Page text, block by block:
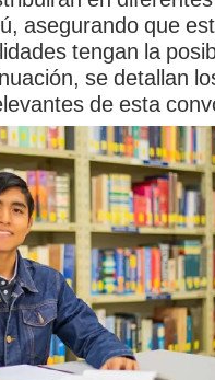
asegurando que
tengan la
se detallan
de esta